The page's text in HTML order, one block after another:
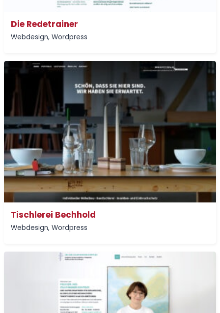
Die Redetrainer
Webdesign, Wordpress
Tischlerei Bechhold
Webdesign, Wordpress